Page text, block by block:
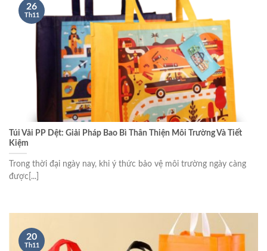
Túi Vải PP Dệt: Giải Pháp Bao Bì Thân Thiện Môi Trường Và Tiết
Kiệm
Trong thời đại ngày nay, khi ý thức bảo vệ môi trường ngày càng
được[...]
26
Th11
20
Th11